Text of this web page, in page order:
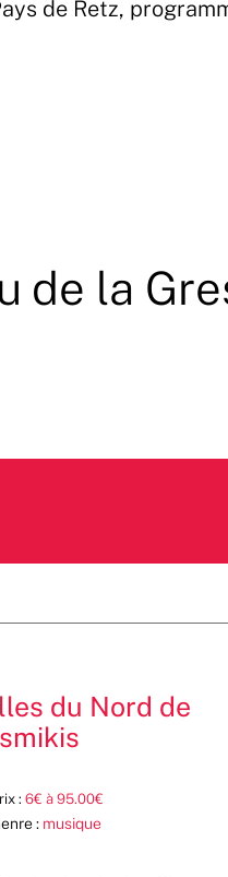
de Retz,
de la
du Nord de
: 6€ à 95.00€
: musique